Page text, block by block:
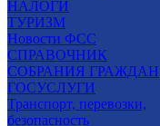
НАЛОГИ
ТУРИЗМ
Новости ФСС
СПРАВОЧНИК
СОБРАНИЯ ГРАЖДАН
ГОСУСЛУГИ
Транспорт, перевозки,
безопасность